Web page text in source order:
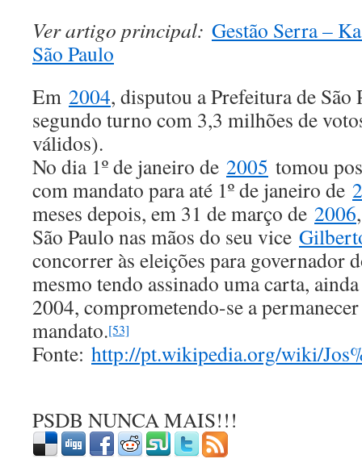
Ver artigo principal: Gestão Serra –
São Paulo
Em 2004, disputou a Prefeitura de São
segundo turno com 3,3 milhões de
válidos).
No dia 1º de janeiro de 2005 tomou
com mandato para até 1º de janeiro de
meses depois, em 31 de março de 2006
São Paulo nas mãos do seu vice
concorrer às eleições para governador
mesmo tendo assinado uma carta,
2004, comprometendo-se a
mandato.[53]
Fonte: http://pt.wikipedia.org/wiki/
PSDB NUNCA MAIS!!!